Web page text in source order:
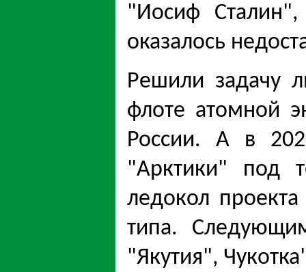
"Иосиф
оказалось
Решили задачу
флоте атомной
России. А в
"Арктики" под
ледокол
типа.
"Якутия",